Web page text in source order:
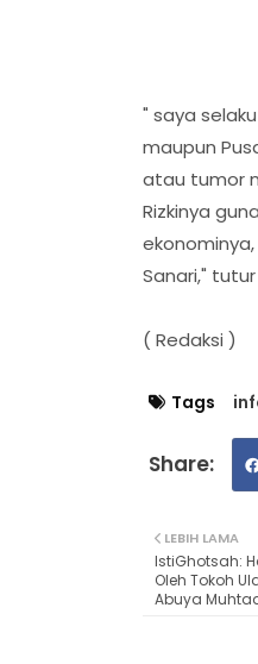
" saya
maupun
atau tumor
Rizkinya
Sanari,"
( Redaksi )
Tags
LEBIH LAMA
IstiGhotsah:
Oleh Tokoh
Abuya